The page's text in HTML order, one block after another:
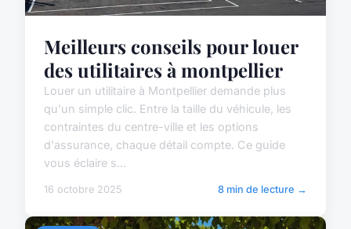
Meilleurs conseils pour louer
des utilitaires à montpellier
Louer un utilitaire à Montpellier demande plus
qu'un simple clic. Entre la taille du véhicule, les
contraintes du centre-ville et les options
d'assurance, chaque détail compte. Ce guide
vous éclaire s...
16 octobre 2025 8 min de lecture →